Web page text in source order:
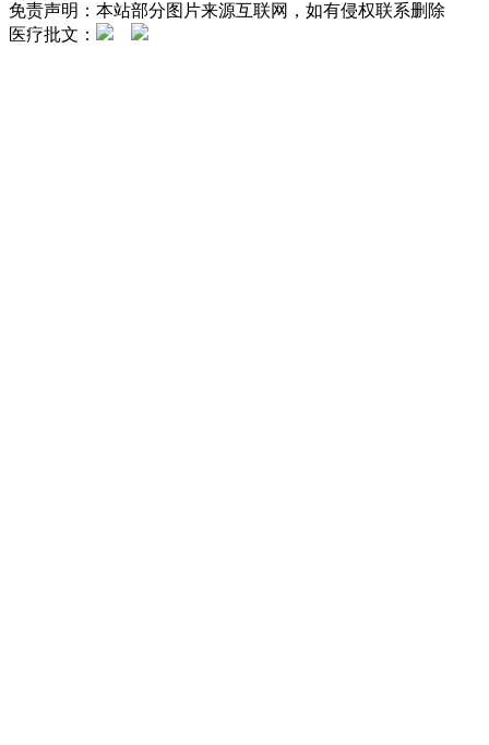
免责声明：本站部分图片来源互联网，如有侵权联系删除
医疗批文：